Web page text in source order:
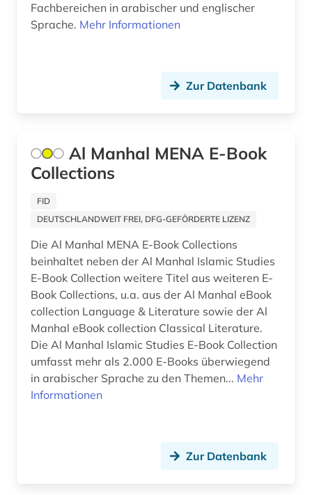
evangelische kirche von westfalen (1)
evangelische kirchengeschichte (1)
evangelische landeskirche in baden (1)
evangelischer gottesdienst (1)
evangelischer pressedienst (1)
evangelisches gesangbuch (1)
evangelium (1)
exegese (2)
festschrift (1)
Fachbereichen in arabischer und englischer
Sprache. Mehr Informationen
Zur Datenbank
Al Manhal MENA E-Book
Collections
FID
DEUTSCHLANDWEIT FREI, DFG-GEFÖRDERTE LIZENZ
Die Al Manhal MENA E-Book Collections
beinhaltet neben der Al Manhal Islamic Studies
E-Book Collection weitere Titel aus weiteren E-
Book Collections, u.a. aus der Al Manhal eBook
collection Language & Literature sowie der Al
Manhal eBook collection Classical Literature.
Die Al Manhal Islamic Studies E-Book Collection
umfasst mehr als 2.000 E-Books überwiegend
in arabischer Sprache zu den Themen... Mehr
Informationen
Zur Datenbank